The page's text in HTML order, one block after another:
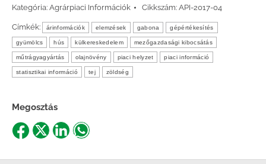
Kategória: Agrárpiaci Információk Cikkszám: API-2017-04
Címkék: árinformációk elemzések gabona gépértékesítés
gyümölcs hús külkereskedelem mezőgazdasági kibocsátás
műtrágyagyártás olajnövény piaci helyzet piaci információ
statisztikai információ tej zöldség
Megosztás
ShareShareShareShare